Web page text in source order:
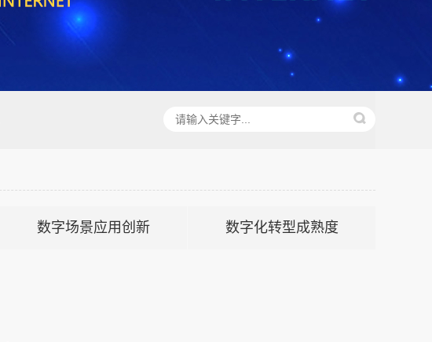
数字场景应用创新 数字化转型成熟度